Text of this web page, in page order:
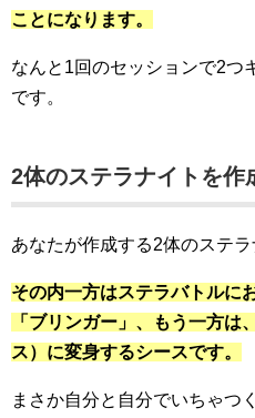
ことになります。
なんと1回のセッションで2つ
です。
2体のステラナイトを作
あなたが作成する2体のステラ
その内一方はステラバトルに
「ブリンガー」、もう一方は
ス）に変身するシースです。
まさか自分と自分でいちゃつ